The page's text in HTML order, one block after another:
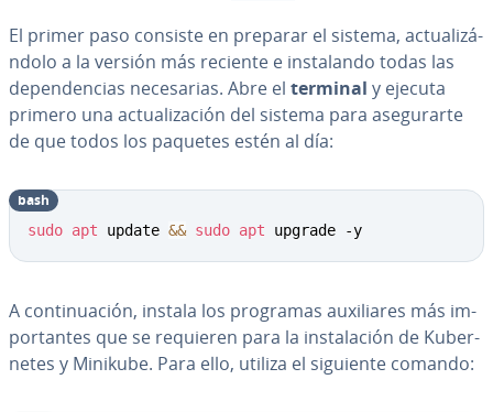
El primer paso consiste en preparar el sistema, ac­tua­li­zá­
n­do­lo a la versión más reciente e in­s­ta­la­n­do todas las
de­pe­n­de­n­cias ne­ce­sa­rias. Abre el terminal y ejecuta
primero una ac­tua­li­za­ción del sistema para ase­gu­rar­te
de que todos los paquetes estén al día:
sudo apt update && sudo apt upgrade -y
bash
A co­n­ti­nua­ción, instala los programas au­xi­lia­res más im­
po­r­ta­n­tes que se requieren para la in­s­ta­la­ción de Ku­be­r­
ne­tes y Minikube. Para ello, utiliza el siguiente comando: